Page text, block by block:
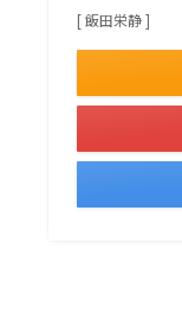
[ 飯田栄静 ]